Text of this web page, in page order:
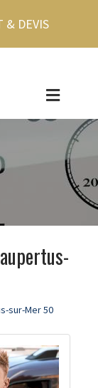
& DEVIS
sur-Mer 50